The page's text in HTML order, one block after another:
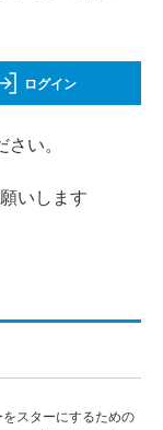
ログイン
い。
いします
スターにするための